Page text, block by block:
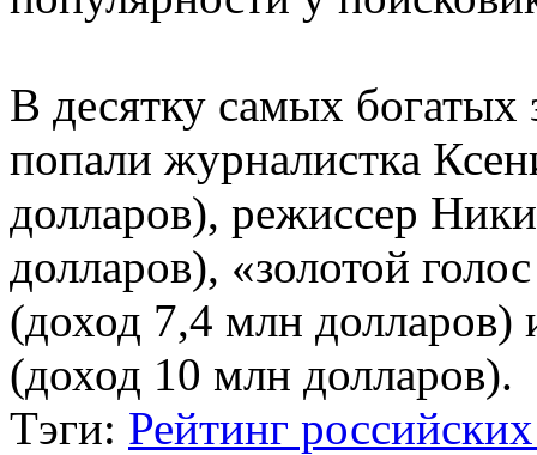
В десятку самых богатых
попали журналистка
долларов), режиссер
долларов), «золотой
(доход 7,4 млн долларов)
(доход 10 млн долларов).
Тэги: Рейтинг